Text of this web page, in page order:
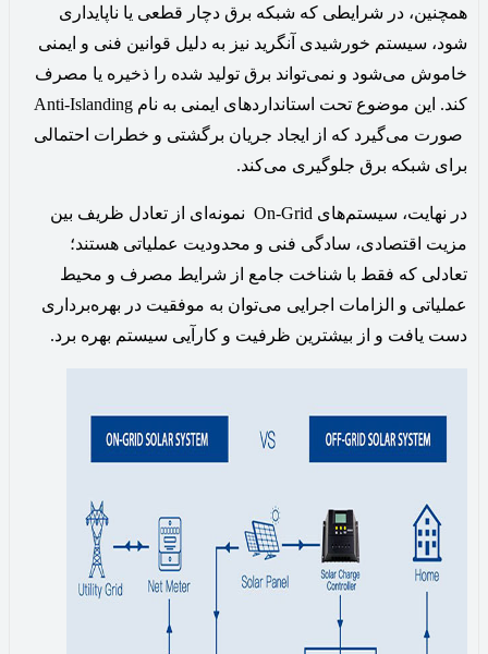
همچنین، در شرایطی که شبکه برق دچار قطعی یا ناپایداری
شود، سیستم خورشیدی آنگرید نیز به دلیل قوانین فنی و ایمنی
خاموش می‌شود و نمی‌تواند برق تولید شده را ذخیره یا مصرف
کند. این موضوع تحت استانداردهای ایمنی به نام Anti-Islanding
صورت می‌گیرد که از ایجاد جریان برگشتی و خطرات احتمالی
برای شبکه برق جلوگیری می‌کند.
در نهایت، سیستم‌های On-Grid نمونه‌ای از تعادل ظریف بین
مزیت اقتصادی، سادگی فنی و محدودیت عملیاتی هستند؛
تعادلی که فقط با شناخت جامع از شرایط مصرف و محیط
عملیاتی و الزامات اجرایی می‌توان به موفقیت در بهره‌برداری
دست یافت و از بیشترین ظرفیت و کارآیی سیستم بهره برد.